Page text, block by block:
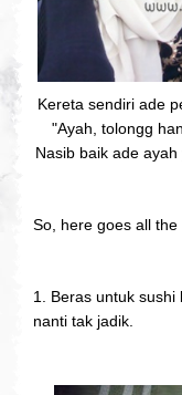
Kereta sendiri ade
"Ayah, tolongg
Nasib baik ade
So, here goes all the
1. Beras untuk
nanti tak jadik.